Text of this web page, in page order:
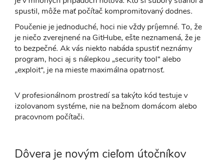
spustil, môže mať počítač kompromitovaný dodnes.
Poučenie je jednoduché, hoci nie vždy príjemné. To, že
je niečo zverejnené na GitHube, ešte neznamená, že je
to bezpečné. Ak vás niekto nabáda spustiť neznámy
program, hoci aj s nálepkou „security tool“ alebo
„exploit“, je na mieste maximálna opatrnosť.
V profesionálnom prostredí sa takýto kód testuje v
izolovanom systéme, nie na bežnom domácom alebo
pracovnom počítači.
Dôvera je novým cieľom útočníkov